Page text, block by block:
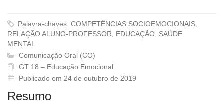
Palavra-chaves: COMPETÊNCIAS SOCIOEMOCIONAIS,
RELAÇÃO ALUNO-PROFESSOR, EDUCAÇÃO, SAÚDE
MENTAL
Comunicação Oral (CO)
GT 18 – Educação Emocional
Publicado em 24 de outubro de 2019
Resumo